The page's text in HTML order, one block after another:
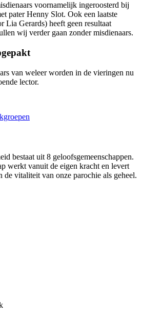
voornamelijk ingeroosterd bij
pater Henny Slot. Ook een laatste
Lia Gerards) heeft geen resultaat
wij verder gaan zonder misdienaars.
van weleer worden in de vieringen nu
lector.
bestaat uit 8 geloofsgemeenschappen.
werkt vanuit de eigen kracht en levert
de vitaliteit van onze parochie als geheel.